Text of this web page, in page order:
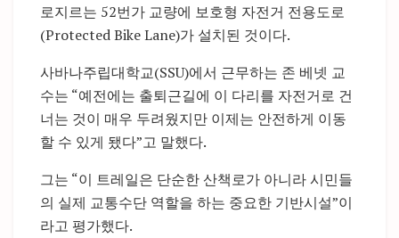
로지르는 52번가 교량에 보호형 자전거 전용도로
(Protected Bike Lane)가 설치된 것이다.
사바나주립대학교(SSU)에서 근무하는 존 베넷 교
수는 “예전에는 출퇴근길에 이 다리를 자전거로 건
너는 것이 매우 두려웠지만 이제는 안전하게 이동
할 수 있게 됐다”고 말했다.
그는 “이 트레일은 단순한 산책로가 아니라 시민들
의 실제 교통수단 역할을 하는 중요한 기반시설”이
라고 평가했다.